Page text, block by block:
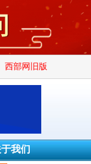
西部网旧版
我们